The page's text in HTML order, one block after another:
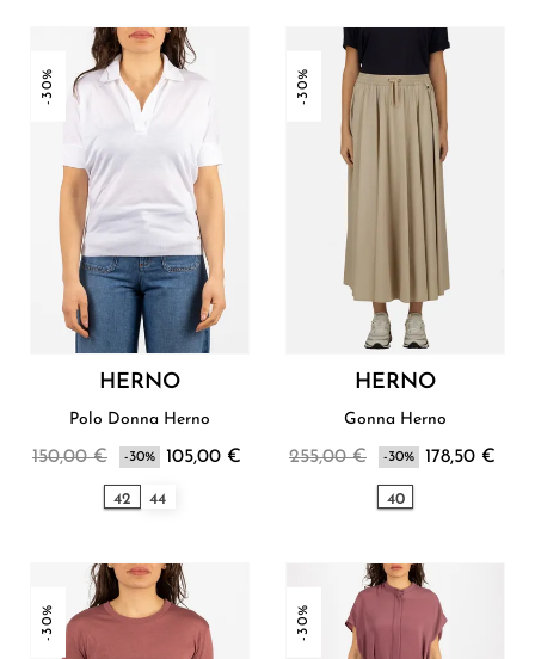
-30%
HERNO
Polo Donna Herno
150,00 € -30% 105,00 €
42 44
-30%
HERNO
Gonna Herno
255,00 € -30% 178,50 €
40
-30% -30%